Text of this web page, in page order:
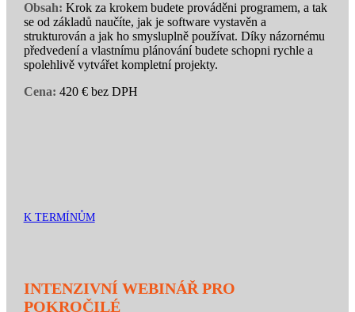
Obsah: Krok za krokem budete prováděni programem, a tak
se od základů naučíte, jak je software vystavěn a
strukturován a jak ho smysluplně používat. Díky názornému
předvedení a vlastnímu plánování budete schopni rychle a
spolehlivě vytvářet kompletní projekty.
Cena: 420 € bez DPH
K TERMÍNŮM
INTENZIVNÍ WEBINÁŘ PRO
POKROČILÉ